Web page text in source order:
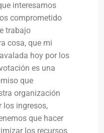
interesamos
comprometido
trabajo
cosa, que mi
hoy por los
es una
que
organización
los ingresos,
que hacer
los recursos